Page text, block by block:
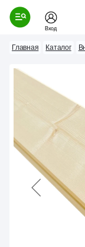
Вход
Главная Каталог